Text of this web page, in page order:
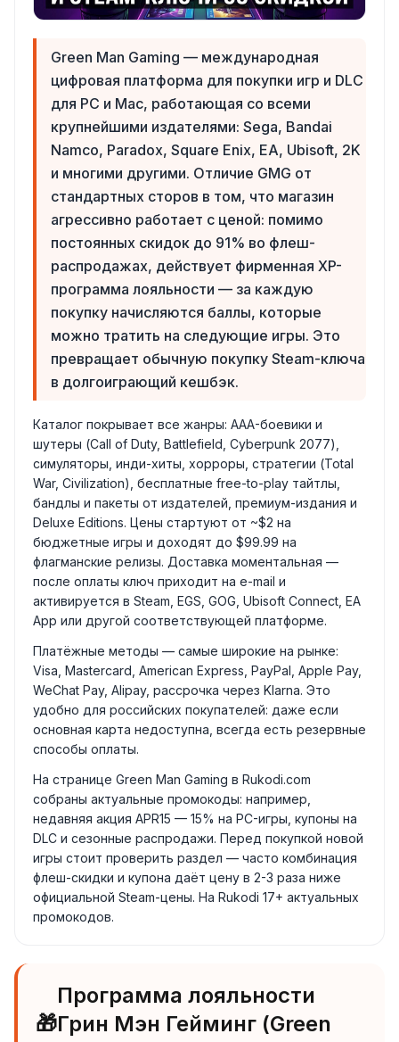
Green Man Gaming — международная
цифровая платформа для покупки игр и DLC
для PC и Mac, работающая со всеми
крупнейшими издателями: Sega, Bandai
Namco, Paradox, Square Enix, EA, Ubisoft, 2K
и многими другими. Отличие GMG от
стандартных сторов в том, что магазин
агрессивно работает с ценой: помимо
постоянных скидок до 91% во флеш-
распродажах, действует фирменная XP-
программа лояльности — за каждую
покупку начисляются баллы, которые
можно тратить на следующие игры. Это
превращает обычную покупку Steam-ключа
в долгоиграющий кешбэк.
Каталог покрывает все жанры: AAA-боевики и
шутеры (Call of Duty, Battlefield, Cyberpunk 2077),
симуляторы, инди-хиты, хорроры, стратегии (Total
War, Civilization), бесплатные free-to-play тайтлы,
бандлы и пакеты от издателей, премиум-издания и
Deluxe Editions. Цены стартуют от ~$2 на
бюджетные игры и доходят до $99.99 на
флагманские релизы. Доставка моментальная —
после оплаты ключ приходит на e-mail и
активируется в Steam, EGS, GOG, Ubisoft Connect, EA
App или другой соответствующей платформе.
Платёжные методы — самые широкие на рынке:
Visa, Mastercard, American Express, PayPal, Apple Pay,
WeChat Pay, Alipay, рассрочка через Klarna. Это
удобно для российских покупателей: даже если
основная карта недоступна, всегда есть резервные
способы оплаты.
На странице Green Man Gaming в Rukodi.com
собраны актуальные промокоды: например,
недавняя акция APR15 — 15% на PC-игры, купоны на
DLC и сезонные распродажи. Перед покупкой новой
игры стоит проверить раздел — часто комбинация
флеш-скидки и купона даёт цену в 2-3 раза ниже
официальной Steam-цены. На Rukodi 17+ актуальных
промокодов.
🎁
Программа лояльности
Грин Мэн Гейминг (Green